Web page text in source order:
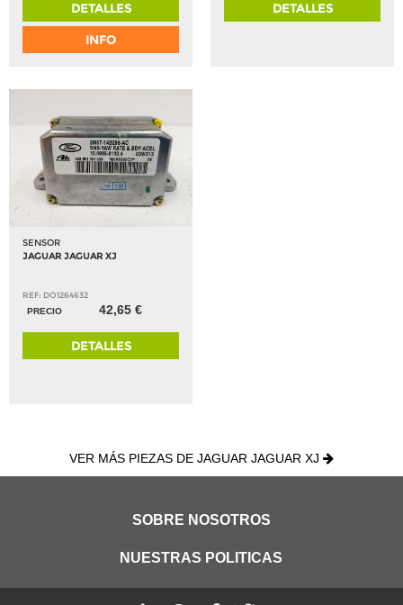
DETALLES
INFO
DETALLES
SENSOR
JAGUAR JAGUAR XJ
REF: DO1264632
PRECIO
42,65 €
DETALLES
VER MÁS PIEZAS DE JAGUAR JAGUAR XJ
SOBRE NOSOTROS
NUESTRAS POLITICAS